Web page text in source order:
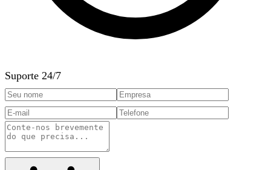
Suporte 24/7